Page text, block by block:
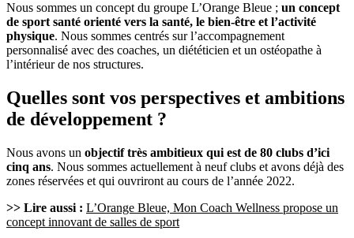
Nous sommes un concept du groupe L’Orange Bleue ; un concept
de sport santé orienté vers la santé, le bien-être et l’activité
physique. Nous sommes centrés sur l’accompagnement
personnalisé avec des coaches, un diététicien et un ostéopathe à
l’intérieur de nos structures.
Quelles sont vos perspectives et ambitions
de développement ?
Nous avons un objectif très ambitieux qui est de 80 clubs d’ici
cinq ans. Nous sommes actuellement à neuf clubs et avons déjà des
zones réservées et qui ouvriront au cours de l’année 2022.
>> Lire aussi : L’Orange Bleue, Mon Coach Wellness propose un
concept innovant de salles de sport